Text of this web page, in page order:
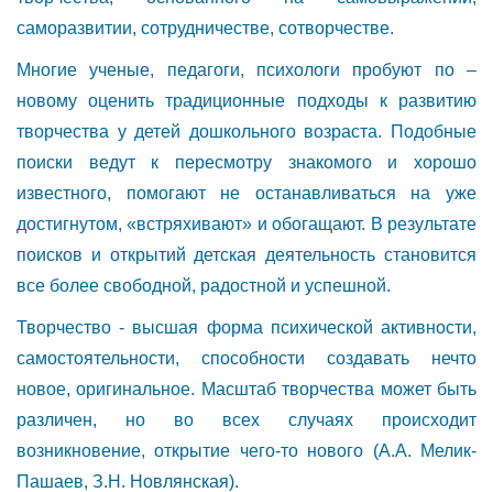
саморазвитии, сотрудничестве, сотворчестве.
Многие ученые, педагоги, психологи пробуют по –
новому оценить традиционные подходы к развитию
творчества у детей дошкольного возраста. Подобные
поиски ведут к пересмотру знакомого и хорошо
известного, помогают не останавливаться на уже
достигнутом, «встряхивают» и обогащают. В результате
поисков и открытий детская деятельность становится
все более свободной, радостной и успешной.
Творчество - высшая форма психической активности,
самостоятельности, способности создавать нечто
новое, оригинальное. Масштаб творчества может быть
различен, но во всех случаях происходит
возникновение, открытие чего-то нового (А.А. Мелик-
Пашаев, З.Н. Новлянская).